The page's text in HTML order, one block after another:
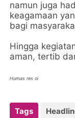
namun juga
keagamaan
bagi
Hingga
aman, tertib
Humas res oi
Tags